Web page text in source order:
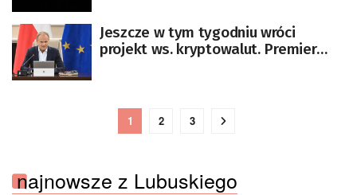
Jeszcze w tym tygodniu wróci
projekt ws. kryptowalut. Premier
1 2 3
najnowsze z Lubuskiego